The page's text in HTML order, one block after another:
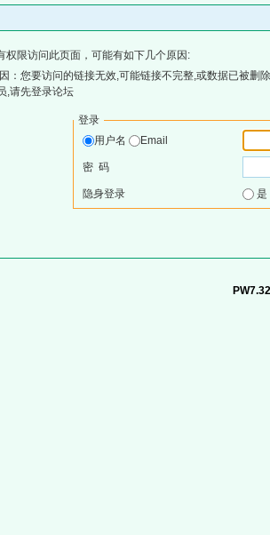
权限访问此页面，可能有如下几个原因:
：您要访问的链接无效,可能链接不完整,或数据已被删
,请先登录论坛
登录
用户名
Email
密 码
隐身登录